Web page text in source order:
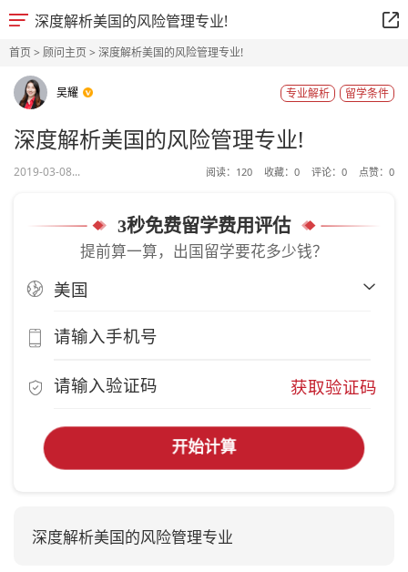
深度解析美国的风险管理专业!
首页> 顾问主页> 深度解析美国的风险管理专业!
吴耀 留学条件
专业解析
深度解析美国的风险管理专业!
2019-03-08... 阅读： 120 收藏： 0 评论： 0 点赞： 0
3秒免费留学费用评估
提前算一算，出国留学要花多少钱？
获取验证码
开始计算
深度解析美国的风险管理专业